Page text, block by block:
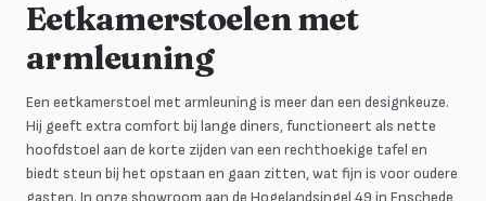
Eetkamerstoelen met
armleuning
Een eetkamerstoel met armleuning is meer dan een designkeuze.
Hij geeft extra comfort bij lange diners, functioneert als nette
hoofdstoel aan de korte zijden van een rechthoekige tafel en
biedt steun bij het opstaan en gaan zitten, wat fijn is voor oudere
gasten. In onze showroom aan de Hogelandsingel 49 in Enschede